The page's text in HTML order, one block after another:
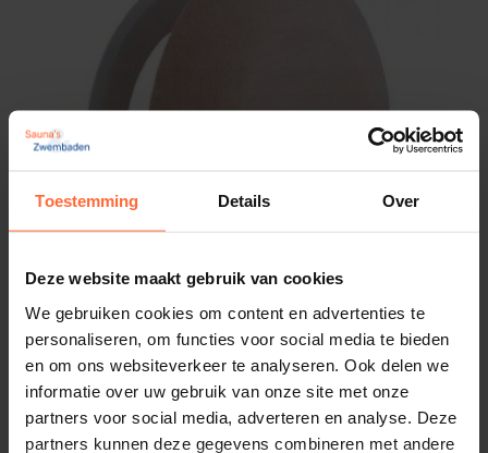
Toestemming Details Over
Deze website maakt gebruik van cookies
We gebruiken cookies om content en advertenties te
personaliseren, om functies voor social media te bieden
en om ons websiteverkeer te analyseren. Ook delen we
informatie over uw gebruik van onze site met onze
partners voor social media, adverteren en analyse. Deze
partners kunnen deze gegevens combineren met andere
Ontluchting rond Espen
20,95 Op voorraad